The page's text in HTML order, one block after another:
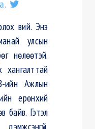
вий. Энэ
улсын
нөлөөтэй.
хангалттай
ийн Ажлын
ерөнхий
байв. Гэтэл